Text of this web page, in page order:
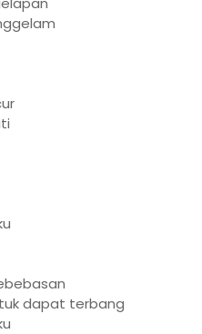
dapat terbang